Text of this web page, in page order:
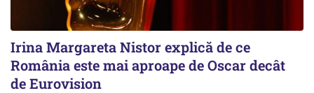
Irina Margareta Nistor explică de ce
România este mai aproape de Oscar decât
de Eurovision